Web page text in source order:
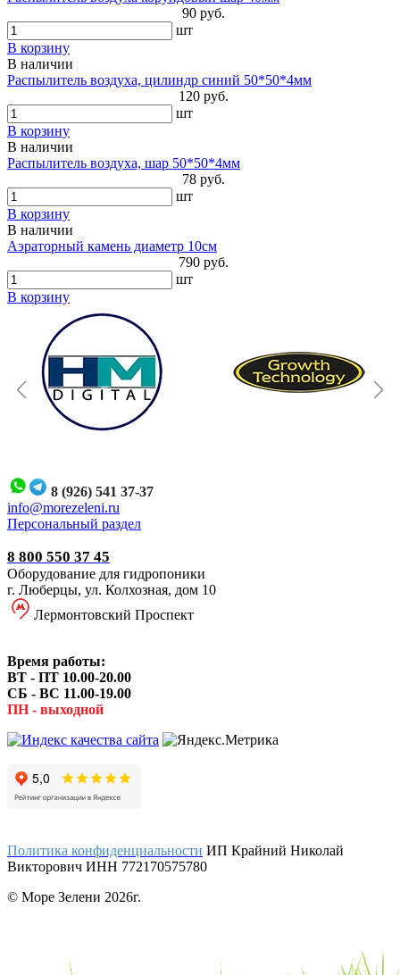
90 руб.
шт
В корзину
В наличии
Распылитель воздуха, цилиндр синий 50*50*4мм
120 руб.
шт
В корзину
В наличии
Распылитель воздуха, шар 50*50*4мм
78 руб.
шт
В корзину
В наличии
Аэраторный камень диаметр 10см
790 руб.
шт
В корзину
8 (926) 541 37-37
info@morezeleni.ru
Персональный раздел
8 800 550 37 45
Оборудование для гидропоники
г. Люберцы, ул. Колхозная, дом 10
Лермонтовский Проспект
Время работы:
ВТ - ПТ 10.00-20.00
СБ - ВС 11.00-19.00
ПН - выходной
Политика конфиденциальности ИП Крайний Николай
Викторович ИНН 772170575780
© Море Зелени 2026г.